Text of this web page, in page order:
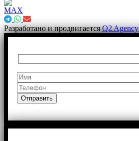
Разработано и продвигаетсяQ2 Agency